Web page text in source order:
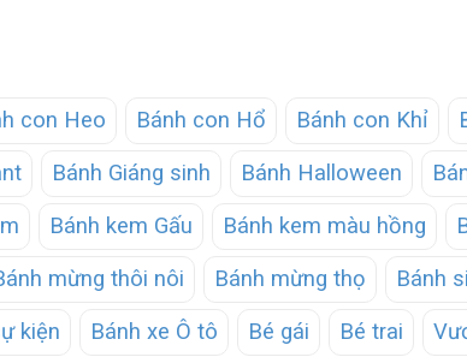
con Heo Bánh con Hổ Bánh con Khỉ
Bánh Giáng sinh Bánh Halloween
Bánh kem Gấu Bánh kem màu hồng
mừng thôi nôi Bánh mừng thọ Bánh
kiện Bánh xe Ô tô Bé gái Bé trai